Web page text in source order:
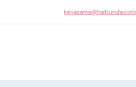
kerjasama@haibunda.com